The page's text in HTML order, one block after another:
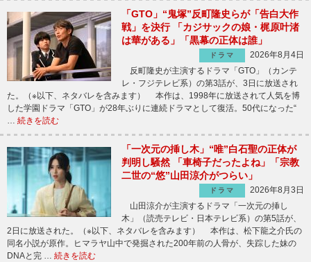
「GTO」“鬼塚”反町隆史らが「告白大作
戦」を決行 「カジサックの娘・梶原叶渚
は華がある」「黒幕の正体は誰」
ドラマ
2026年8月4日
反町隆史が主演するドラマ「GTO」（カンテ
レ・フジテレビ系）の第3話が、3日に放送され
た。（※以下、ネタバレを含みます） 本作は、1998年に放送されて人気を博
した学園ドラマ「GTO」が28年ぶりに連続ドラマとして復活。50代になった“
… 続きを読む
「一次元の挿し木」“唯”白石聖の正体が
判明し騒然 「車椅子だったよね」「宗教
二世の“悠”山田涼介がつらい」
ドラマ
2026年8月3日
山田涼介が主演するドラマ「一次元の挿し
木」（読売テレビ・日本テレビ系）の第5話が、
2日に放送された。（※以下、ネタバレを含みます） 本作は、松下龍之介氏の
同名小説が原作。ヒマラヤ山中で発掘された200年前の人骨が、失踪した妹の
DNAと完 … 続きを読む